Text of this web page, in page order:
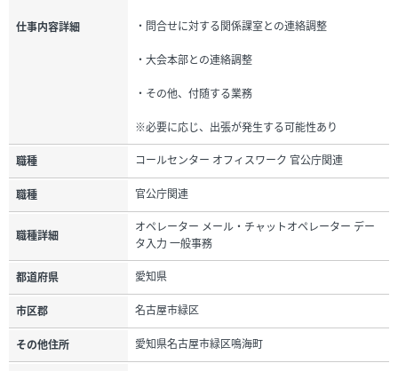
仕事内容詳細 ・問合せに対する関係課室との連絡調整
・大会本部との連絡調整
・その他、付随する業務
※必要に応じ、出張が発生する可能性あり
職種 コールセンター オフィスワーク 官公庁関連
職種 官公庁関連
職種詳細
オペレーター メール・チャットオペレーター デー
タ入力 一般事務
都道府県 愛知県
市区郡 名古屋市緑区
その他住所 愛知県名古屋市緑区鳴海町